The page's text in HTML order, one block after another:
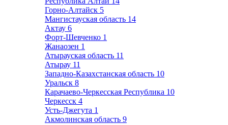
Горно-Алтайск 5
Мангистауская область 14
Актау 6
Форт-Шевченко 1
Жанаозен 1
Атырауская область 11
Атырау 11
Западно-Казахстанская область 10
Уральск 8
Карачаево-Черкесская Республика 10
Черкесск 4
Усть-Джегута 1
Акмолинская область 9